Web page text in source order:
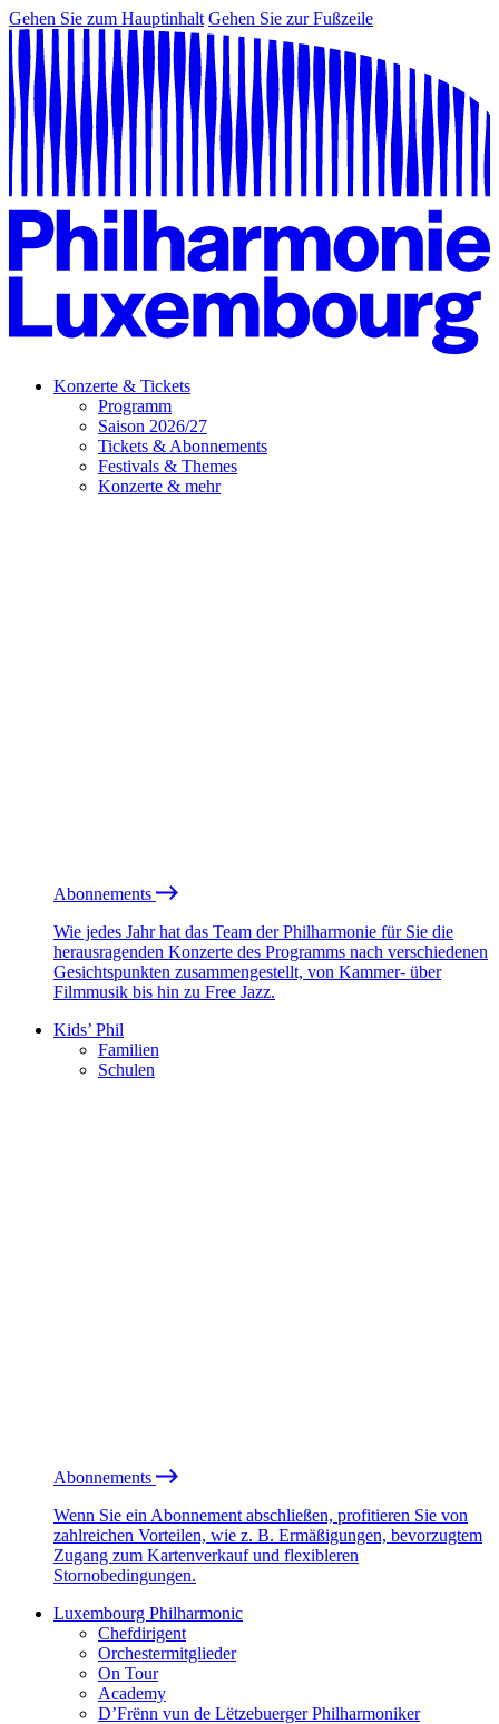
Gehen Sie zum Hauptinhalt Gehen Sie zur Fußzeile
Konzerte & Tickets
Programm
Saison 2026/27
Tickets & Abonnements
Festivals & Themes
Konzerte & mehr
Abonnements
Wie jedes Jahr hat das Team der Philharmonie für Sie die
herausragenden Konzerte des Programms nach verschiedenen
Gesichtspunkten zusammengestellt, von Kammer- über
Filmmusik bis hin zu Free Jazz.
Kids’ Phil
Familien
Schulen
Abonnements
Wenn Sie ein Abonnement abschließen, profitieren Sie von
zahlreichen Vorteilen, wie z. B. Ermäßigungen, bevorzugtem
Zugang zum Kartenverkauf und flexibleren
Stornobedingungen.
Luxembourg Philharmonic
Chefdirigent
Orchestermitglieder
On Tour
Academy
D’Frënn vun de Lëtzebuerger Philharmoniker